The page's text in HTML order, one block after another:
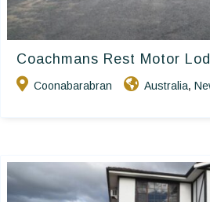
Coachmans Rest Motor
Coonabarabran Australia,